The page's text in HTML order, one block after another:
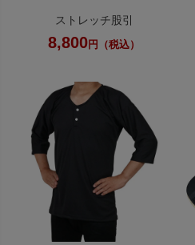
ストレッチ股引
8,800 円（税込）